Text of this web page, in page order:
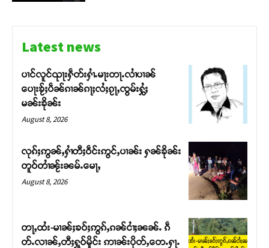
Support SHAN
Latest news
ပၢင်လူင်ၺႃးႁဵတ်းႁၢႆႉမႃးတႃႉလၢႆပၢၼ် ​​
ပေႃးၶႂ်ႈပဵၼ်ၵၢၼ်ၵႃႈလႆႈၵႂႃႇၸွမ်းႁွႆႈ
မၼ်းၶိုၼ်း
August 8, 2026
လုၵ်ႈဢွၼ်ႇႁၢႆတီႈဝဵင်းဢွင်ႇပၢၼ်း ႁၼ်ၶိုၼ်း
တူဝ်တၢႆၼႂ်းၼမ်ႉမေႃႇ
August 8, 2026
တႃႇထႆး-မၢၼ်ႈၶဝ်ႈဢွၵ်ႇၵၼ်ငၢႆႈၼၼ်ႉ ၵဵ
တ်ႉလၢၼ်ႇတီႈႁူဝ်မိူင်း ဢၢၼ်းပိုတ်ႇတေႉႁႃႉ